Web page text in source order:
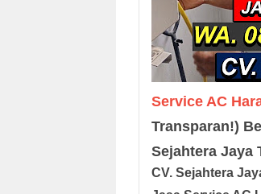
Service AC
Transparan!)
Sejahtera Jaya
CV. Sejahtera